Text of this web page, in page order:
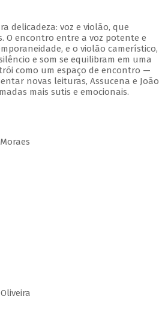
delicadeza: voz e violão, que
O encontro entre a voz potente e
e o violão camerístico,
e som se equilibram em uma
como um espaço de encontro —
novas leituras, Assucena e João
mais sutis e emocionais.